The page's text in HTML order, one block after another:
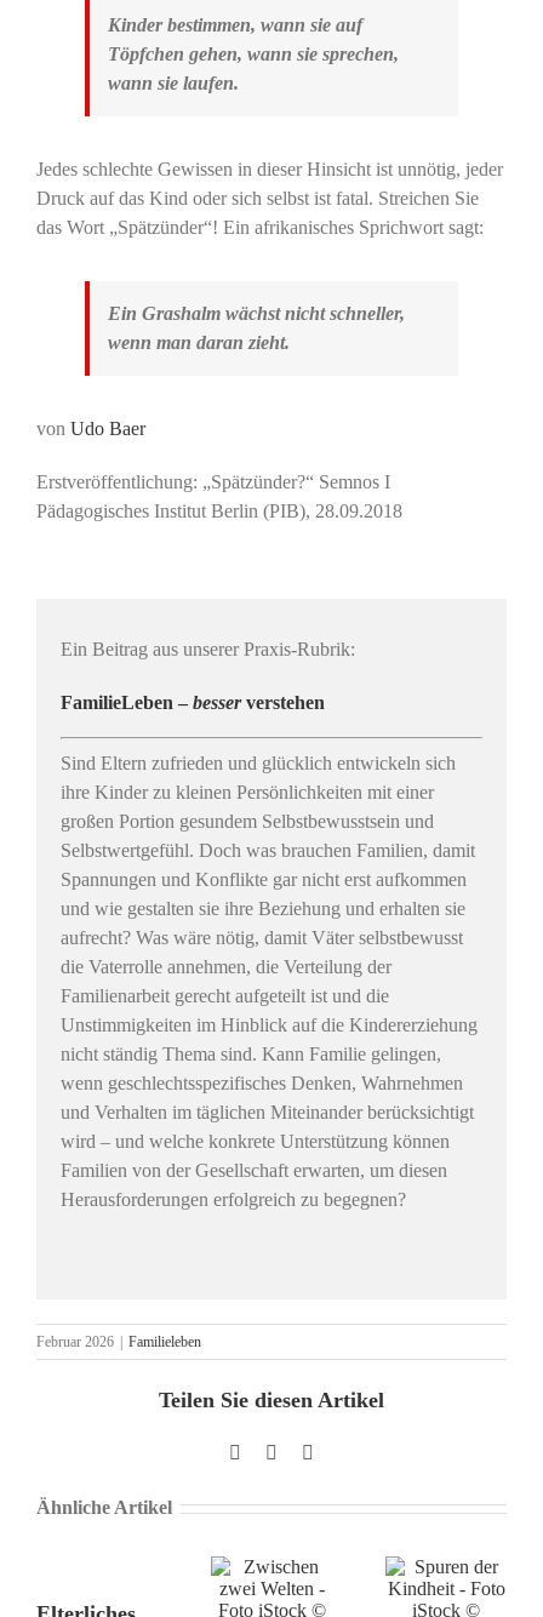
Kinder bestimmen, wann sie auf
Töpfchen gehen, wann sie sprechen,
wann sie laufen.
Jedes schlechte Gewissen in dieser Hinsicht ist unnötig, jeder
Druck auf das Kind oder sich selbst ist fatal. Streichen Sie
das Wort „Spätzünder“! Ein afrikanisches Sprichwort sagt:
Ein Grashalm wächst nicht schneller,
wenn man daran zieht.
von Udo Baer
Erstveröffentlichung: „Spätzünder?“ Semnos I
Pädagogisches Institut Berlin (PIB), 28.09.2018
Ein Beitrag aus unserer Praxis-Rubrik:
FamilieLeben – besserverstehen
Sind Eltern zufrieden und glücklich entwickeln sich
ihre Kinder zu kleinen Persönlichkeiten mit einer
großen Portion gesundem Selbstbewusstsein und
Selbstwertgefühl. Doch was brauchen Familien, damit
Spannungen und Konflikte gar nicht erst aufkommen
und wie gestalten sie ihre Beziehung und erhalten sie
aufrecht? Was wäre nötig, damit Väter selbstbewusst
die Vaterrolle annehmen, die Verteilung der
Familienarbeit gerecht aufgeteilt ist und die
Unstimmigkeiten im Hinblick auf die Kindererziehung
nicht ständig Thema sind. Kann Familie gelingen,
wenn geschlechtsspezifisches Denken, Wahrnehmen
und Verhalten im täglichen Miteinander berücksichtigt
wird – und welche konkrete Unterstützung können
Familien von der Gesellschaft erwarten, um diesen
Herausforderungen erfolgreich zu begegnen?
Februar 2026 | Familieleben
Teilen Sie diesen Artikel
Facebook
Ähnliche Artikel